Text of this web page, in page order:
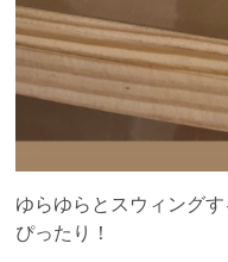
ゆらゆらとスウィング
ぴったり！